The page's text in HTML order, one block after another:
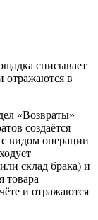
списывает
отражаются в
«Возвраты»
создаётся
с видом операции
склад брака) и
товара
и отражаются